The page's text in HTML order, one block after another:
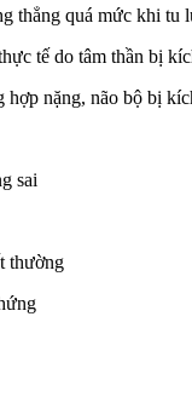
thẳng quá mức khi tu
tế do tâm thần bị
hợp nặng, não bộ bị
sai
thường